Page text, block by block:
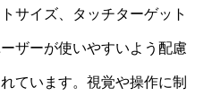
サイズ、タッチターゲット
ザーが使いやすいよう配慮
ています。視覚や操作に制